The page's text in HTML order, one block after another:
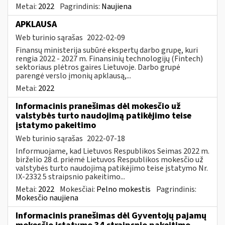
Metai: 2022 Pagrindinis: Naujiena
APKLAUSA
Web turinio sąrašas 2022-02-09
Finansų ministerija subūrė ekspertų darbo grupę, kuri
rengia 2022 - 2027 m. Finansinių technologijų (Fintech)
sektoriaus plėtros gaires Lietuvoje. Darbo grupė
parengė verslo įmonių apklausą,...
Metai: 2022
Informacinis pranešimas dėl mokesčio už
valstybės turto naudojimą patikėjimo teise
įstatymo pakeitimo
Web turinio sąrašas 2022-07-18
Informuojame, kad Lietuvos Respublikos Seimas 2022 m.
birželio 28 d. priėmė Lietuvos Respublikos mokesčio už
valstybės turto naudojimą patikėjimo teise įstatymo Nr.
IX-2332 5 straipsnio pakeitimo...
Metai: 2022 Mokesčiai: Pelno mokestis Pagrindinis:
Mokesčio naujiena
Informacinis pranešimas dėl Gyventojų pajamų